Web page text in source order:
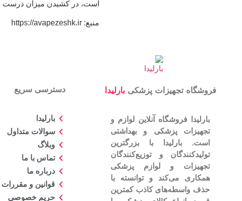
است، در کشیدن میزان درست
منبع: https://avapezeshk.ir
فروشگاه تجهیزات پزشکی بارلیدا
بارلیدا فروشگاه آنلاین لوازم و
تجهیزات پزشکی و بهداشتی
است. بارلیدا با بزرگترین
تولیدکنندگان و توزیع‌کنندگان
تجهیزات و لوازم پزشکی
همکاری می‌کند و توانسته با
حذف واسطه‌های کاذب کمترین
دسترسی سریع
بارلیدا
سوالات متداول
وبلاگ
تماس با ما
درباره ما
قوانین و مقررات
حریم خصوصی